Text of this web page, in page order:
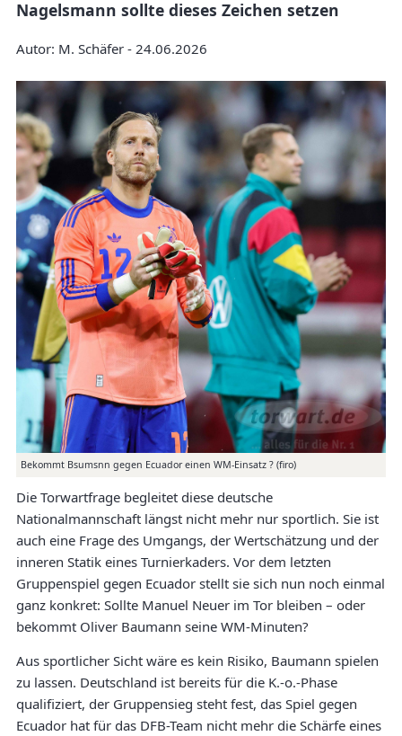
Nagelsmann sollte dieses Zeichen setzen
Autor: M. Schäfer - 24.06.2026
Bekommt Bsumsnn gegen Ecuador einen WM-Einsatz ? (firo)
Die Torwartfrage begleitet diese deutsche
Nationalmannschaft längst nicht mehr nur sportlich. Sie ist
auch eine Frage des Umgangs, der Wertschätzung und der
inneren Statik eines Turnierkaders. Vor dem letzten
Gruppenspiel gegen Ecuador stellt sie sich nun noch einmal
ganz konkret: Sollte Manuel Neuer im Tor bleiben – oder
bekommt Oliver Baumann seine WM-Minuten?
Aus sportlicher Sicht wäre es kein Risiko, Baumann spielen
zu lassen. Deutschland ist bereits für die K.-o.-Phase
qualifiziert, der Gruppensieg steht fest, das Spiel gegen
Ecuador hat für das DFB-Team nicht mehr die Schärfe eines